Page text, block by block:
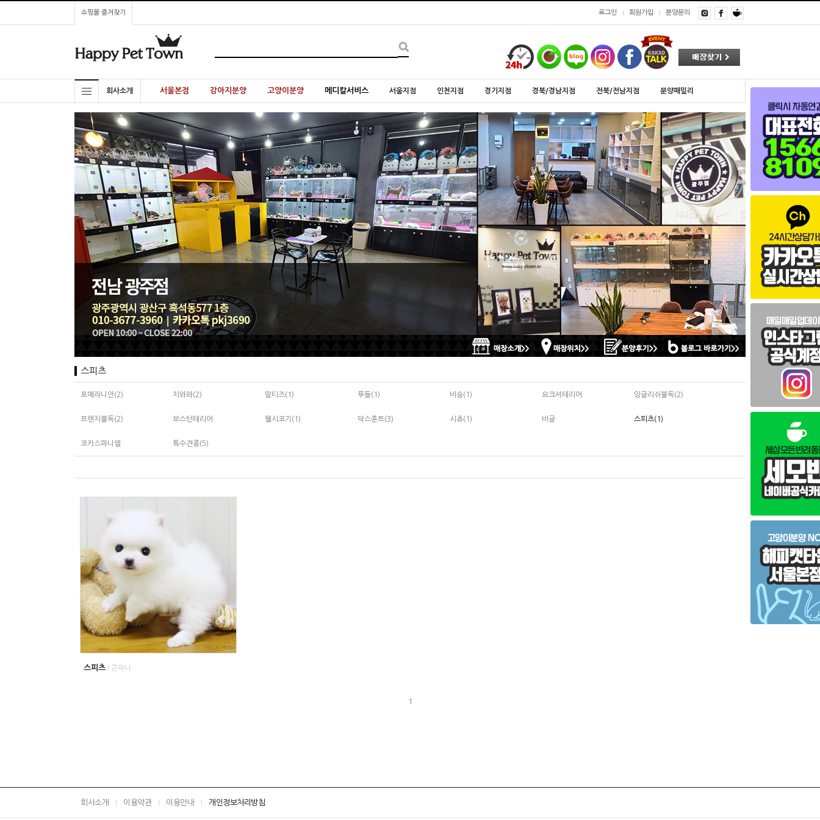
쇼핑몰 즐겨찾기 로그인 회원가입 분양문의
회사소개 서울본점 강아지분양 고양이분양 메디칼서비스 서울지점 인천지점 경기지점 경북/경남지점 전북/전남지점 분양패밀리
스피츠
포메라니안(2) 치와와(2) 말티즈(1) 푸들(1) 비숑(1) 요크셔테리어 잉글리쉬불독(2)
프렌치불독(2) 보스턴테리어 웰시코기(1) 닥스훈트(3) 시츄(1) 비글 스피츠(1)
코카스파니엘 특수견종(5)
스피츠 l 콘파냐
1
회사소개 이용약관 이용안내 개인정보처리방침